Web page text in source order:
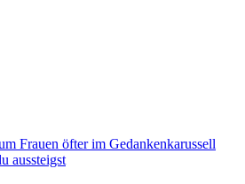
Frauen öfter im Gedankenkarussell
aussteigst